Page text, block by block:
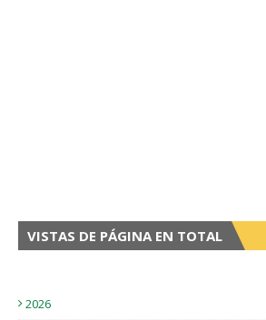
VISTAS DE PÁGINA EN TOTAL
2026